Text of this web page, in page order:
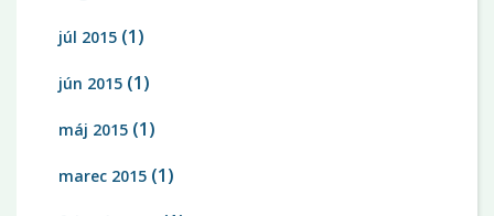
júl 2015 (1)
jún 2015 (1)
máj 2015 (1)
marec 2015 (1)